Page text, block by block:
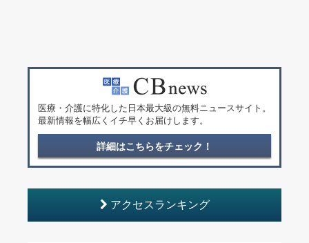
医療・介護に特化した日本最大級の無料ニュースサイト。
最新情報を幅広くイチ早くお届けします。
詳細はこちらをチェック！
アクセスランキング